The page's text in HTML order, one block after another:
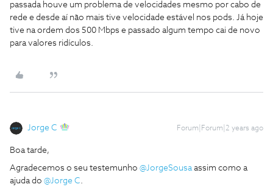
passada houve um problema de velocidades mesmo por cabo de
rede e desde aí não mais tive velocidade estável nos pods. Já hoje
tive na ordem dos 500 Mbps e passado algum tempo cai de novo
para valores ridículos.
Jorge C Forum|Forum|2 years ago
Boa tarde,
Agradecemos o seu testemunho @JorgeSousaassim como a
ajuda do @Jorge C.